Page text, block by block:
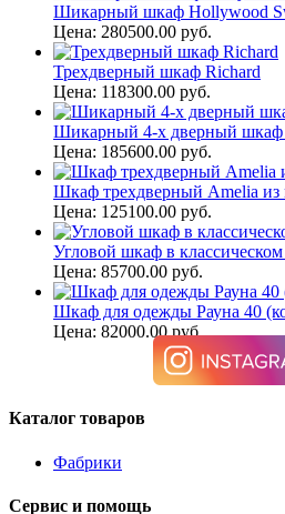
Шикарный шкаф Hollywood
Цена: 280500.00 руб.
Трехдверный шкаф Richard
Цена: 118300.00 руб.
Шикарный 4-х дверный шкаф
Цена: 185600.00 руб.
Шкаф трехдверный Amelia из
Цена: 125100.00 руб.
Угловой шкаф в
Цена: 85700.00 руб.
Шкаф для одежды Рауна 40
Цена: 82000.00 руб.
Каталог товаров
Фабрики
Сервис и помощь